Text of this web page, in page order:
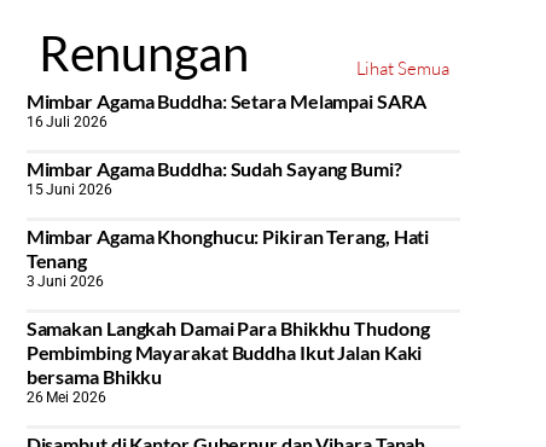
Renungan
Lihat Semua
Mimbar Agama Buddha: Setara Melampai SARA
16 Juli 2026
Mimbar Agama Buddha: Sudah Sayang Bumi?
15 Juni 2026
Mimbar Agama Khonghucu: Pikiran Terang, Hati
Tenang
3 Juni 2026
Samakan Langkah Damai Para Bhikkhu Thudong
Pembimbing Mayarakat Buddha Ikut Jalan Kaki
bersama Bhikku
26 Mei 2026